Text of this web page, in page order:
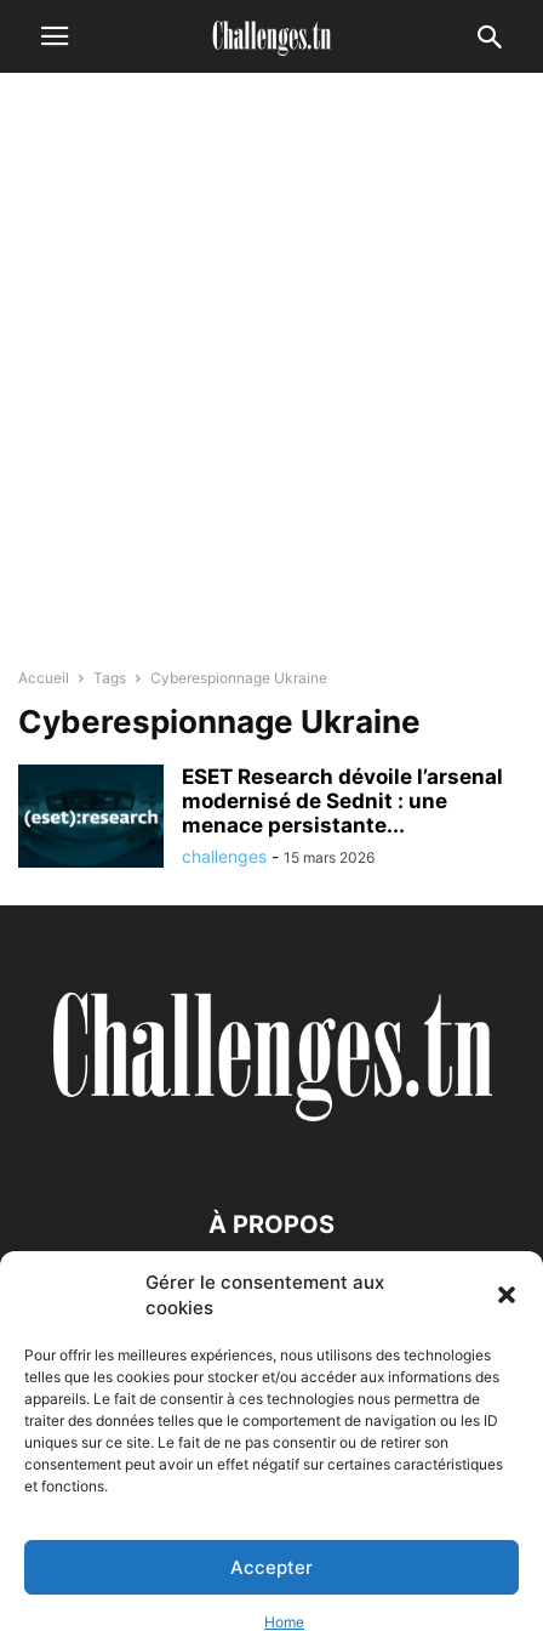
Gérer le consentement aux
cookies
Pour offrir les meilleures expériences, nous utilisons des technologies
telles que les cookies pour stocker et/ou accéder aux informations des
appareils. Le fait de consentir à ces technologies nous permettra de
traiter des données telles que le comportement de navigation ou les ID
uniques sur ce site. Le fait de ne pas consentir ou de retirer son
consentement peut avoir un effet négatif sur certaines caractéristiques
et fonctions.
Accepter
Home
Accueil Tags Cyberespionnage Ukraine
Cyberespionnage Ukraine
ESET Research dévoile l’arsenal
modernisé de Sednit : une
menace persistante...
challenges - 15 mars 2026
À PROPOS
SUIVEZ NOUS
Accueil Economie Entreprises Entrepreneur Afrique
HIGH-TECH Auto-Moto
© Challenges.tn By AAKOM.DIGITAL